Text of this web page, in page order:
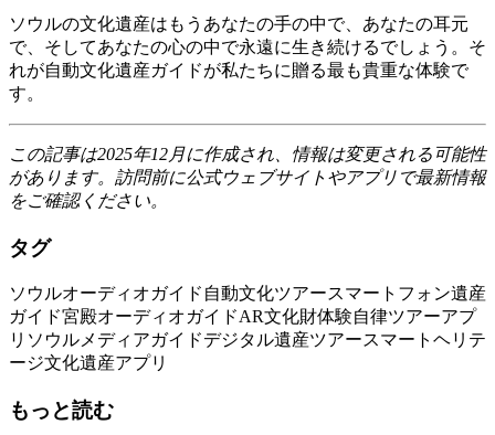
ソウルの文化遺産はもうあなたの手の中で、あなたの耳元
で、そしてあなたの心の中で永遠に生き続けるでしょう。そ
れが自動文化遺産ガイドが私たちに贈る最も貴重な体験で
す。
この記事は2025年12月に作成され、情報は変更される可能性
があります。訪問前に公式ウェブサイトやアプリで最新情報
をご確認ください。
タグ
ソウルオーディオガイド 自動文化ツアースマートフォン遺産
ガイド宮殿オーディオガイドAR文化財体験自律ツアーアプ
リ ソウルメディアガイドデジタル遺産ツアースマートヘリテ
ージ文化遺産アプリ
もっと読む